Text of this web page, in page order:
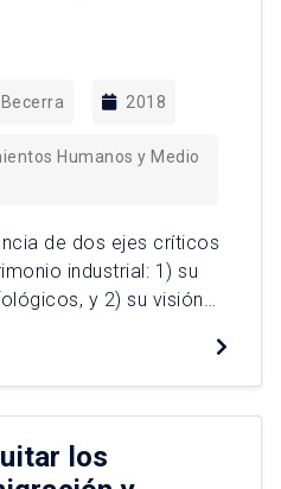
2018
Humanos y Medio
de dos ejes críticos
industrial: 1) su
y 2) su visión
la presente
propósito dilucidar de
materiales e
patrimonio industrial […]
los